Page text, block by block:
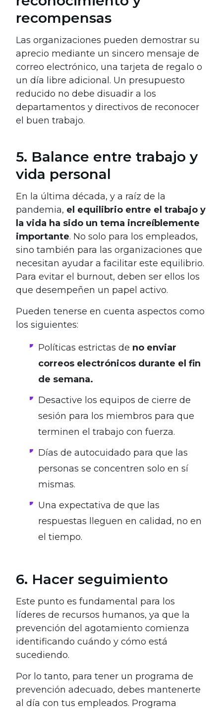
recompensas
Las organizaciones pueden demostrar su
aprecio mediante un sincero mensaje de
correo electrónico, una tarjeta de regalo o
un día libre adicional. Un presupuesto
reducido no debe disuadir a los
departamentos y directivos de reconocer
el buen trabajo.
5. Balance entre trabajo y
vida personal
En la última década, y a raíz de la
pandemia, el equilibrio entre el trabajo y
la vida ha sido un tema increíblemente
importante. No solo para los empleados,
sino también para las organizaciones que
necesitan ayudar a facilitar este equilibrio.
Para evitar el burnout, deben ser ellos los
que desempeñen un papel activo.
Pueden tenerse en cuenta aspectos como
los siguientes:
Políticas estrictas de no enviar
correos electrónicos durante el fin
de semana.
Desactive los equipos de cierre de
sesión para los miembros para que
terminen el trabajo con fuerza.
Días de autocuidado para que las
personas se concentren solo en sí
mismas.
Una expectativa de que las
respuestas lleguen en calidad, no en
el tiempo.
6. Hacer seguimiento
Este punto es fundamental para los
líderes de recursos humanos, ya que la
prevención del agotamiento comienza
identificando cuándo y cómo está
sucediendo.
Por lo tanto, para tener un programa de
prevención adecuado, debes mantenerte
al día con tus empleados. Programa